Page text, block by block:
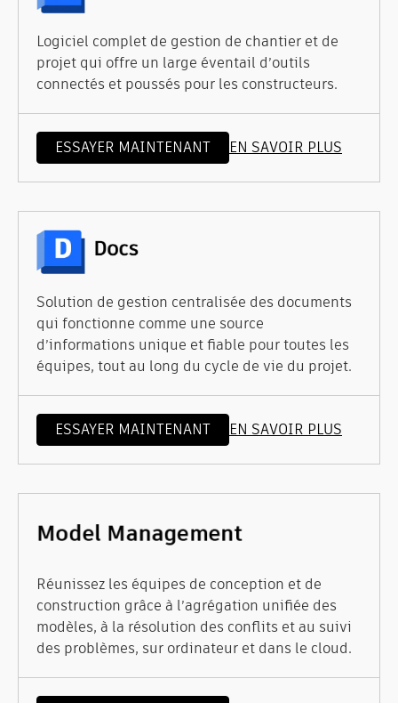
Logiciel complet de gestion de chantier et de
projet qui offre un large éventail d’outils
connectés et poussés pour les constructeurs.
ESSAYER MAINTENANT EN SAVOIR PLUS
Solution de gestion centralisée des documents
qui fonctionne comme une source
d’informations unique et fiable pour toutes les
équipes, tout au long du cycle de vie du projet.
ESSAYER MAINTENANT EN SAVOIR PLUS
Réunissez les équipes de conception et de
construction grâce à l’agrégation unifiée des
modèles, à la résolution des conflits et au suivi
des problèmes, sur ordinateur et dans le cloud.